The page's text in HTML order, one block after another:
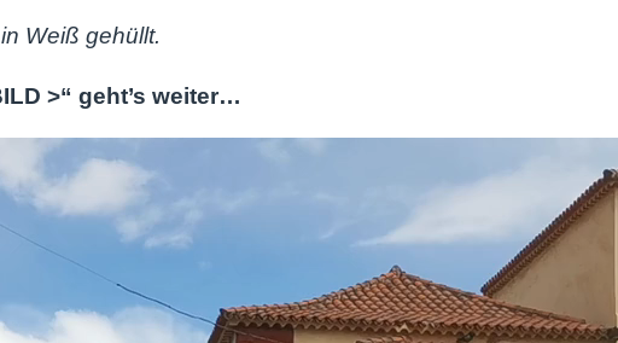
Weiß gehüllt.
>“ geht’s weiter…